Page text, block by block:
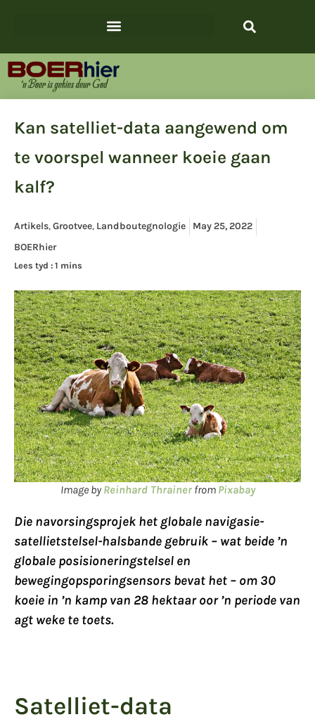
Kan satelliet-data aangewend om
te voorspel wanneer koeie gaan
kalf?
Artikels,Grootvee, Landboutegnologie
May 25, 2022
BOERhier
Lees tyd
Image byReinhard Thrainerfrom Pixabay
Die navorsingsprojek het globale navigasie-
satellietstelsel-halsbande gebruik – wat beide ’n
globale posisioneringstelsel en
bewegingopsporingsensors bevat het – om 30
koeie in ’n kamp van 28 hektaar oor ’n periode van
agt weke te toets.
Satelliet-data